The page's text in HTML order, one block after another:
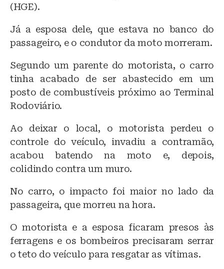
(HGE).
Já a esposa dele, que estava no banco do
passageiro, e o condutor da moto morreram.
Segundo um parente do motorista, o carro
tinha acabado de ser abastecido em um
posto de combustíveis próximo ao Terminal
Rodoviário.
Ao deixar o local, o motorista perdeu o
controle do veículo, invadiu a contramão,
acabou batendo na moto e, depois,
colidindo contra um muro.
No carro, o impacto foi maior no lado da
passageira, que morreu na hora.
O motorista e a esposa ficaram presos às
ferragens e os bombeiros precisaram serrar
o teto do veículo para resgatar as vítimas.